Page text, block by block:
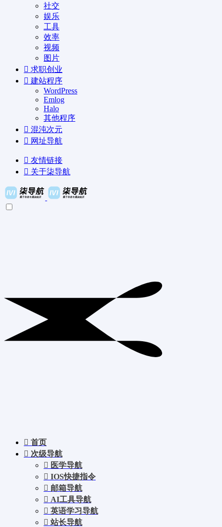
社交
娱乐
工具
效率
视频
图片
求职创业
建站程序
WordPress
Emlog
Halo
其他程序
混沌次元
网址导航
友情链接
关于柒导航
首页
次级导航
医学导航
IOS快捷指令
邮箱导航
AI工具导航
英语学习导航
站长导航